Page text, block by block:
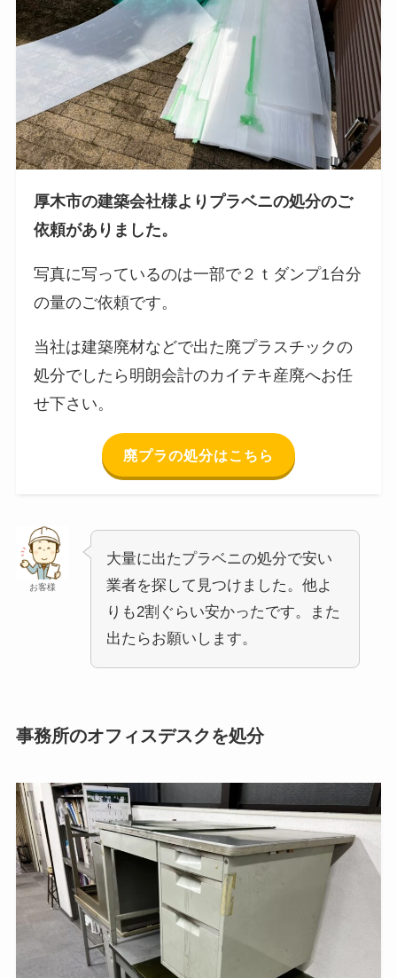
厚木市の建築会社様よりプラベニの処分のご
依頼がありました。
写真に写っているのは一部で２ｔダンプ1台分
の量のご依頼です。
当社は建築廃材などで出た廃プラスチックの
処分でしたら明朗会計のカイテキ産廃へお任
せ下さい。
廃プラの処分はこちら
お客様
大量に出たプラベニの処分で安い
業者を探して見つけました。他よ
りも2割ぐらい安かったです。また
出たらお願いします。
事務所のオフィスデスクを処分